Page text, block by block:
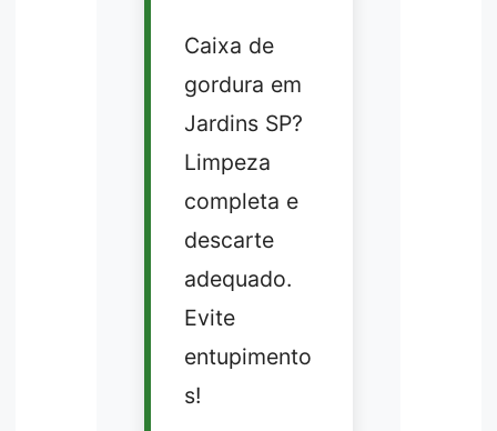
Caixa de
gordura em
Jardins SP?
Limpeza
completa e
descarte
adequado.
Evite
entupimento
s!